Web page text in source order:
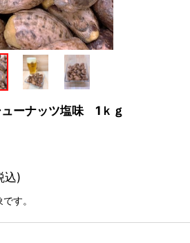
ーナッツ塩味 1ｋｇ
込)
す。